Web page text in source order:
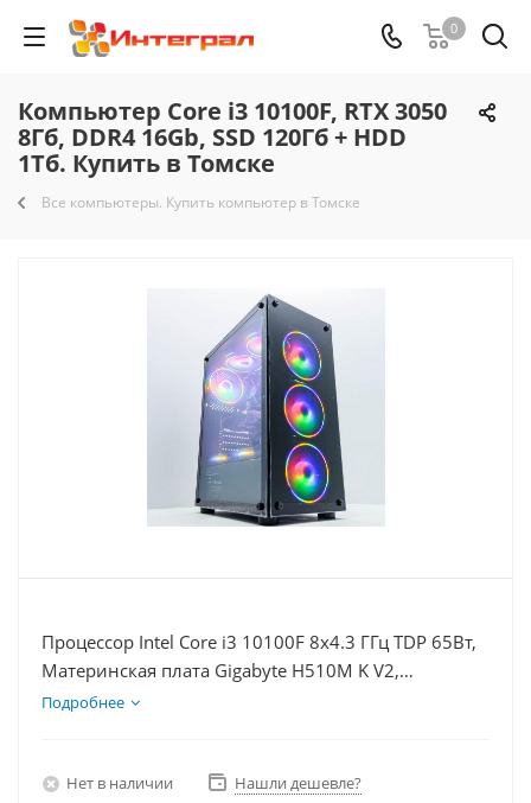
0
Компьютер Core i3 10100F, RTX 3050
8Гб, DDR4 16Gb, SSD 120Гб + HDD
1Тб. Купить в Томске
Все компьютеры. Купить компьютер в Томске
Процессор Intel Core i3 10100F 8x4.3 ГГц TDP 65Вт,
Материнская плата Gigabyte H510M K V2,
Видеокарта RTX 3050 8Гб, Память DDR4 16Gb,
Подробнее
Нет в наличии Нашли дешевле?